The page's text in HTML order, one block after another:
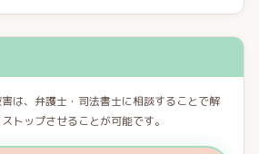
は、弁護士・司法書士に相談することで解
トップさせることが可能です。